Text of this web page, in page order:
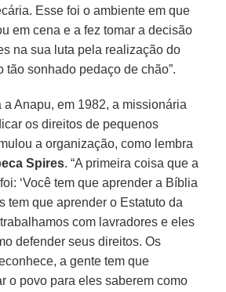
Esse foi o ambiente em que
em cena e a fez tomar a decisão
na sua luta pela realização do
tão sonhado pedaço de chão”.
Anapu, em 1982, a missionária
os direitos de pequenos
a organização, como lembra
Spires. “A primeira coisa que a
‘Você tem que aprender a Bíblia
tem que aprender o Estatuto da
com lavradores e eles
defender seus direitos. Os
a gente tem que
o povo para eles saberem como